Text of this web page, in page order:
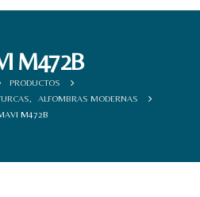
M472B
PRODUCTOS
ALFOMBRAS MODERNAS
M472B